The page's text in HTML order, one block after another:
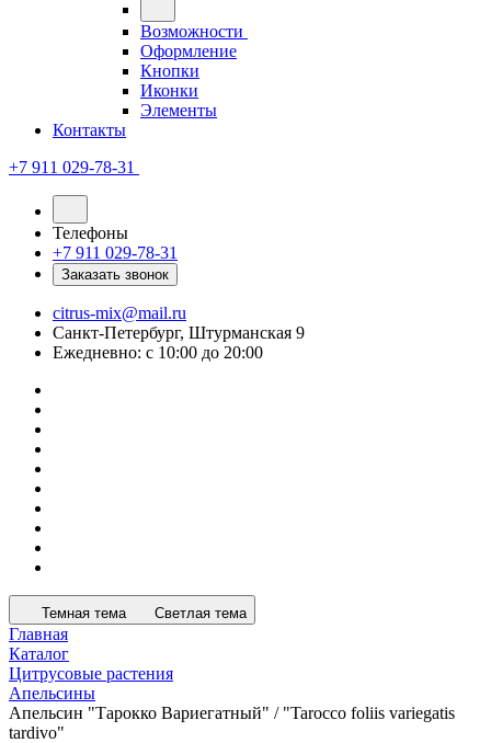
Возможности
Оформление
Кнопки
Иконки
Элементы
Контакты
+7 911 029-78-31
Телефоны
+7 911 029-78-31
Заказать звонок
citrus-mix@mail.ru
Санкт-Петербург, Штурманская 9
Ежедневно: с 10:00 до 20:00
Темная тема Светлая тема
Главная
Каталог
Цитрусовые растения
Апельсины
Апельсин "Тарокко Вариегатный" / "Tarocco foliis variegatis
tardivo"